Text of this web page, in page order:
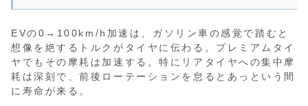
EVの0→100km/h加速は、ガソリン車の感覚で踏むと
想像を絶するトルクがタイヤに伝わる。プレミアムタイ
ヤでもその摩耗は加速する。特にリアタイヤへの集中摩
耗は深刻で、前後ローテーションを怠るとあっという間
に寿命が来る。